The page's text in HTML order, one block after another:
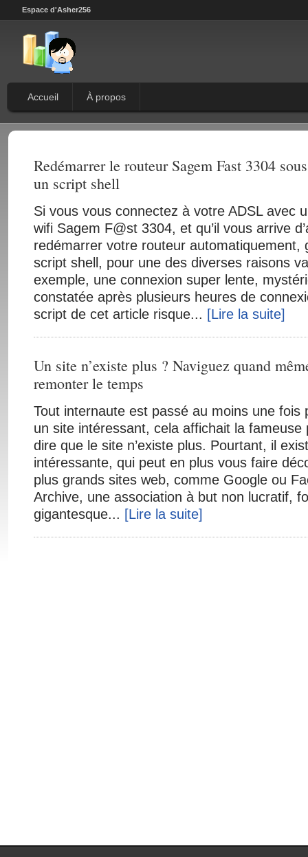
Espace d'Asher256
Accueil À propos
Redémarrer le routeur Sagem Fast 3304
un script shell
Si vous vous connectez à votre ADSL avec
wifi Sagem F@st 3304, et qu’il vous arrive
redémarrer votre routeur automatiquement,
script shell, pour une des diverses raisons
exemple, une connexion super lente,
constatée après plusieurs heures de
script de cet article risque... [Lire la suite]
Un site n’existe plus ? Naviguez quand
remonter le temps
Tout internaute est passé au moins une fois
un site intéressant, cela affichait la fameuse
dire que le site n’existe plus. Pourtant, il
intéressante, qui peut en plus vous faire
plus grands sites web, comme Google ou
Archive, une association à but non lucratif,
gigantesque... [Lire la suite]